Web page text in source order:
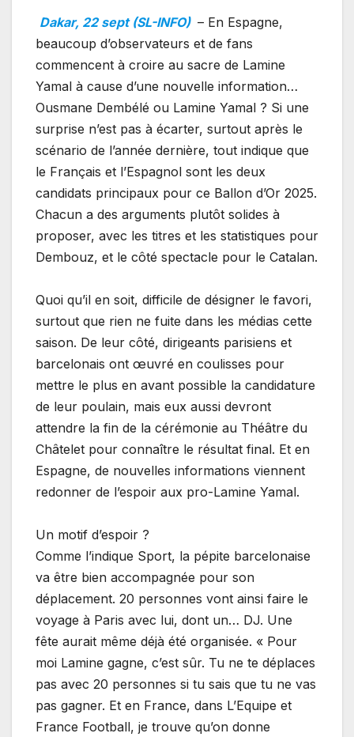
Dakar, 22 sept (SL-INFO) – En Espagne,
beaucoup d’observateurs et de fans
commencent à croire au sacre de Lamine
Yamal à cause d’une nouvelle information…
Ousmane Dembélé ou Lamine Yamal ? Si une
surprise n’est pas à écarter, surtout après le
scénario de l’année dernière, tout indique que
le Français et l’Espagnol sont les deux
candidats principaux pour ce Ballon d’Or 2025.
Chacun a des arguments plutôt solides à
proposer, avec les titres et les statistiques pour
Dembouz, et le côté spectacle pour le Catalan.
Quoi qu’il en soit, difficile de désigner le favori,
surtout que rien ne fuite dans les médias cette
saison. De leur côté, dirigeants parisiens et
barcelonais ont œuvré en coulisses pour
mettre le plus en avant possible la candidature
de leur poulain, mais eux aussi devront
attendre la fin de la cérémonie au Théâtre du
Châtelet pour connaître le résultat final. Et en
Espagne, de nouvelles informations viennent
redonner de l’espoir aux pro-Lamine Yamal.
Un motif d’espoir ?
Comme l’indique Sport, la pépite barcelonaise
va être bien accompagnée pour son
déplacement. 20 personnes vont ainsi faire le
voyage à Paris avec lui, dont un… DJ. Une
fête aurait même déjà été organisée. « Pour
moi Lamine gagne, c’est sûr. Tu ne te déplaces
pas avec 20 personnes si tu sais que tu ne vas
pas gagner. Et en France, dans L’Equipe et
France Football, je trouve qu’on donne